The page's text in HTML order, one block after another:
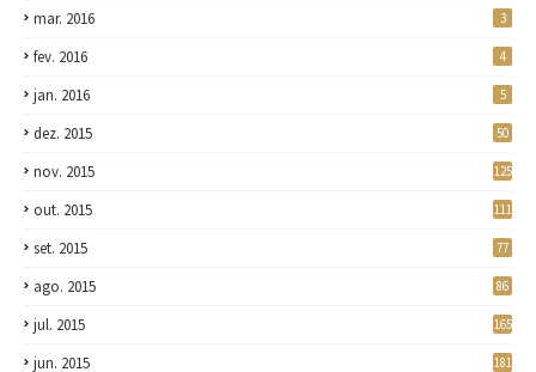
mar. 2016 3
fev. 2016 4
jan. 2016 5
dez. 2015 50
nov. 2015 125
out. 2015 111
set. 2015 77
ago. 2015 86
jul. 2015 165
jun. 2015 181